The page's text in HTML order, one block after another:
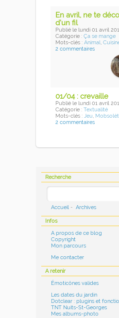
En avril, ne te
d'un fil
Publié le lundi 01 avril
Catégorie : Ça se mange
Mots-clés : Animal,
2 commentaires
01/04 : crevaille
Publié le lundi 01 avril
Catégorie : Textualité
Mots-clés : Jeu,
2 commentaires
Recherche
Accueil - Archives
Infos
A propos de ce blog
Copyright
Mon parcours
Me contacter
A retenir
Émoticônes valides
Les dates du jardin
Dotclear : plugins et
TNT Nuits-St-Georges
Mes albums-photo